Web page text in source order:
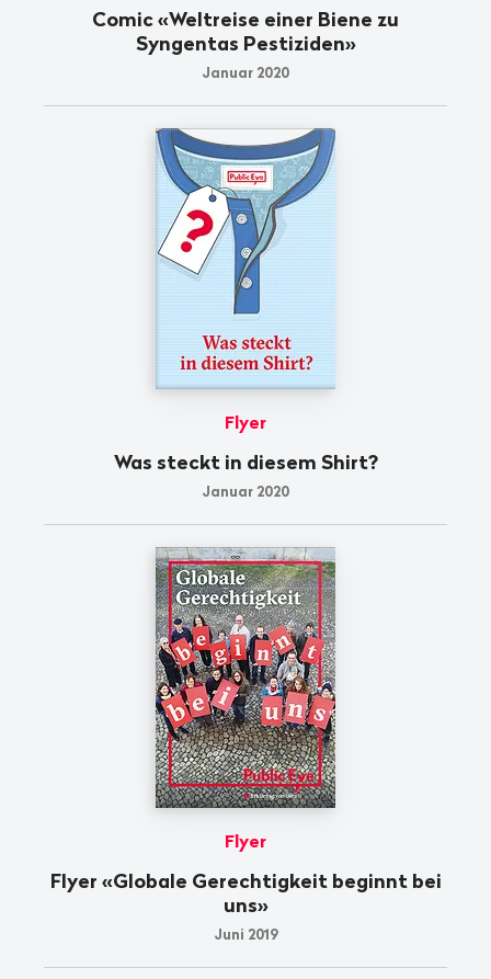
Comic «Weltreise einer Biene zu
Syngentas Pestiziden»
Januar 2020
Flyer
Was steckt in diesem Shirt?
Januar 2020
Flyer
Flyer «Globale Gerechtigkeit beginnt bei
uns»
Juni 2019